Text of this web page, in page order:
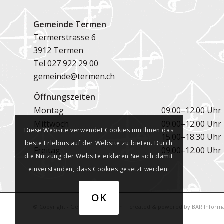
Gemeinde Termen
Termerstrasse 6
3912 Termen
Tel 027 922 29 00
gemeinde@termen.ch
Öffnungszeiten
Montag
09.00–12.00 Uhr
Mittwoch
09.00–12.00 Uhr
15.00–18.30 Uhr
Freitag
09.00–12.00 Uhr
© Copyright - Gemeinde Termen | created & powered by BAR
Diese Website verwendet Cookies um Ihnen das
beste Erlebnis auf der Website zu bieten. Durch
die Nutzung der Website erklären Sie sich damit
einverstanden, dass Cookies gesetzt werden.
OK